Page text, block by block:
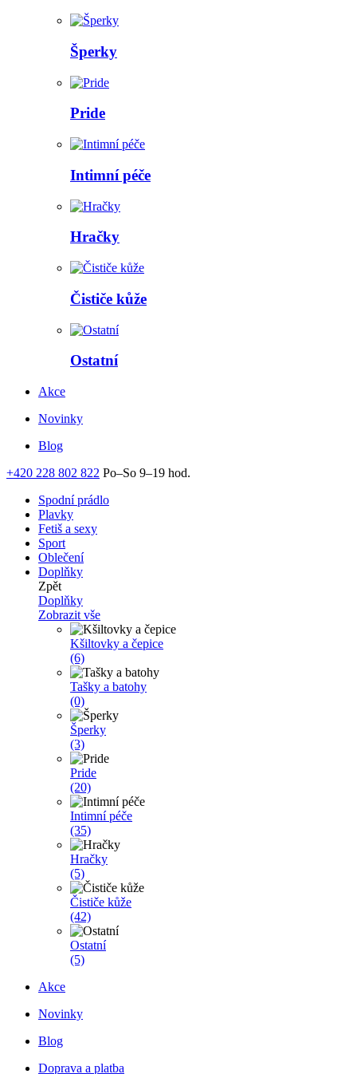
Šperky
Pride
Intimní péče
Hračky
Čističe kůže
Ostatní
Akce
Novinky
Blog
+420 228 802 822 Po–So 9–19 hod.
Spodní prádlo
Plavky
Fetiš a sexy
Sport
Oblečení
Doplňky
Zpět
Doplňky
Zobrazit vše
Kšiltovky a čepice
(6)
Tašky a batohy
(0)
Šperky
(3)
Pride
(20)
Intimní péče
(35)
Hračky
(5)
Čističe kůže
(42)
Ostatní
(5)
Akce
Novinky
Blog
Doprava a platba